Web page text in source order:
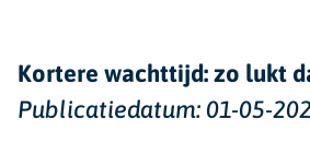
Kortere wachttijd: zo lukt
Publicatiedatum: 01-05-